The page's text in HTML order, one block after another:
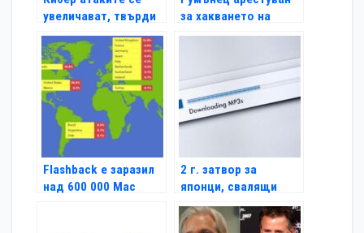
увеличават, твърди
висш шпионин
за хакването на
NASA и Пентагона
Flashback е заразил
над 600 000 Мас
2 г. затвор за
японци, свалящи
нелегално
съдържание